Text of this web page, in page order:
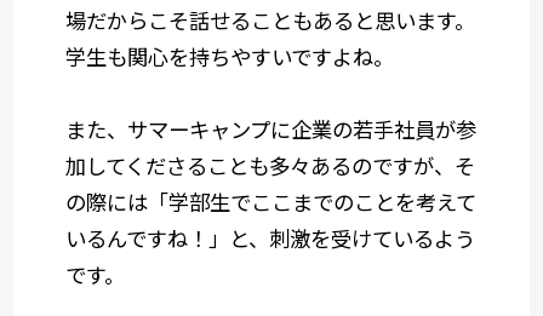
場だからこそ話せることもあると思います。
学生も関心を持ちやすいですよね。
また、サマーキャンプに企業の若手社員が参
加してくださることも多々あるのですが、そ
の際には「学部生でここまでのことを考えて
いるんですね！」と、刺激を受けているよう
です。